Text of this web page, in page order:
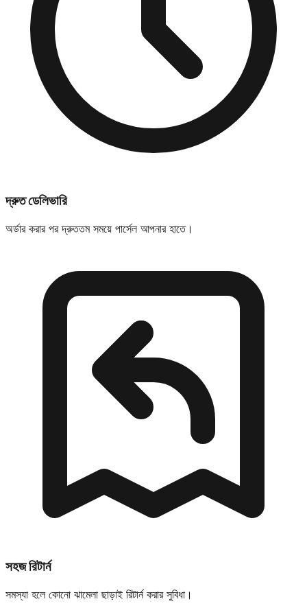
দ্রুত ডেলিভারি
অর্ডার করার পর দ্রুততম সময়ে পার্সেল আপনার হাতে।
সহজ রিটার্ন
সমস্যা হলে কোনো ঝামেলা ছাড়াই রিটার্ন করার সুবিধা।